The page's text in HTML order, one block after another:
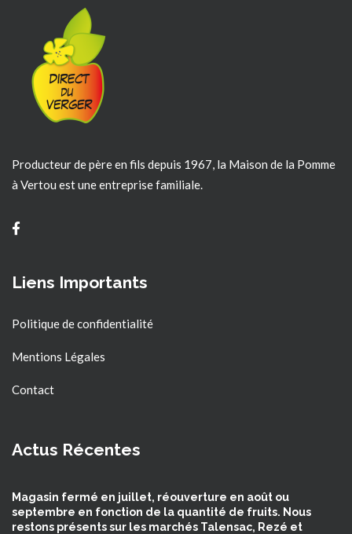
Producteur de père en fils depuis 1967, la Maison de la Pomme
à Vertou est une entreprise familiale.
Liens Importants
Politique de confidentialité
Mentions Légales
Contact
Actus Récentes
Magasin fermé en juillet, réouverture en août ou
septembre en fonction de la quantité de fruits. Nous
restons présents sur les marchés Talensac, Rezé et